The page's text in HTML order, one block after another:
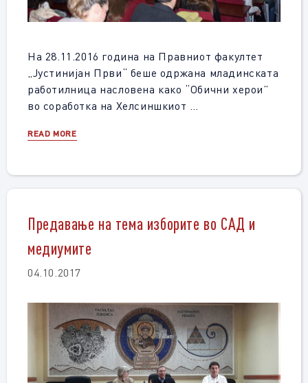
На 28.11.2016 година на Правниот факултет
„Јустинијан Први“ беше одржана младинската
работилница насловена како “Обични херои”
во соработка на Хелсиншкиот …
READ MORE
Предавање на тема изборите во САД и
медиумите
04.10.2017